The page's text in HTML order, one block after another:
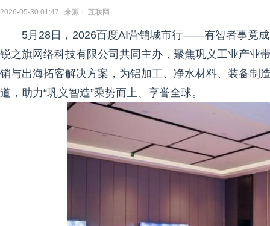
2026-05-30 01:47 来源： 互联网
5月28日，2026百度AI营销城市行——有智者事竟
锐之旗网络科技有限公司共同主办，聚焦巩义工业产业
销与出海拓客解决方案，为铝加工、净水材料、装备制
道，助力“巩义智造”乘势而上、享誉全球。